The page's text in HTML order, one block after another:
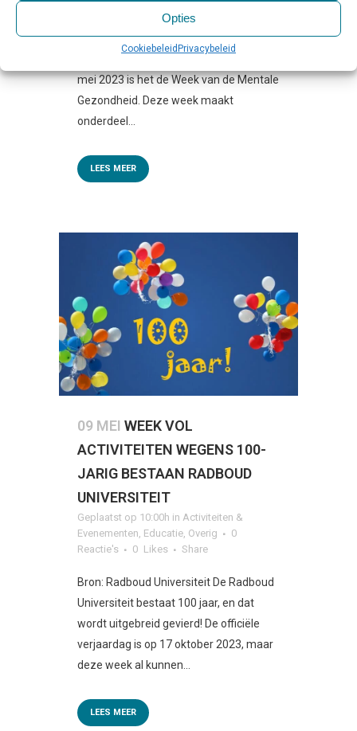
Opties
CookiebeleidPrivacybeleid
0 Likes Share
Via Ministerie van Volksgezondheid,
mei 2023 is het de Week van de Mentale
Gezondheid. Deze week maakt
onderdeel...
LEES MEER
09 MEI WEEK VOL
ACTIVITEITEN WEGENS 100-
JARIG BESTAAN RADBOUD
UNIVERSITEIT
Geplaatst op 10:00h in Activiteiten &
Evenementen Educatie Overig
0
Reactie's
0 Likes Share
Bron: Radboud Universiteit De Radboud
Universiteit bestaat 100 jaar, en dat
wordt uitgebreid gevierd! De officiële
verjaardag is op 17 oktober 2023, maar
deze week al kunnen...
LEES MEER